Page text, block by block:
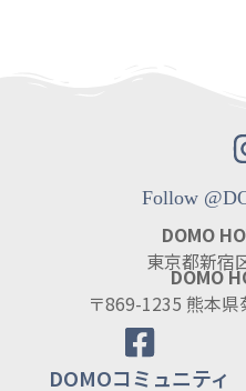
Follow
DOMO
東京都新宿
DOMO
〒869-1235 熊本
DOMOコミュニティ